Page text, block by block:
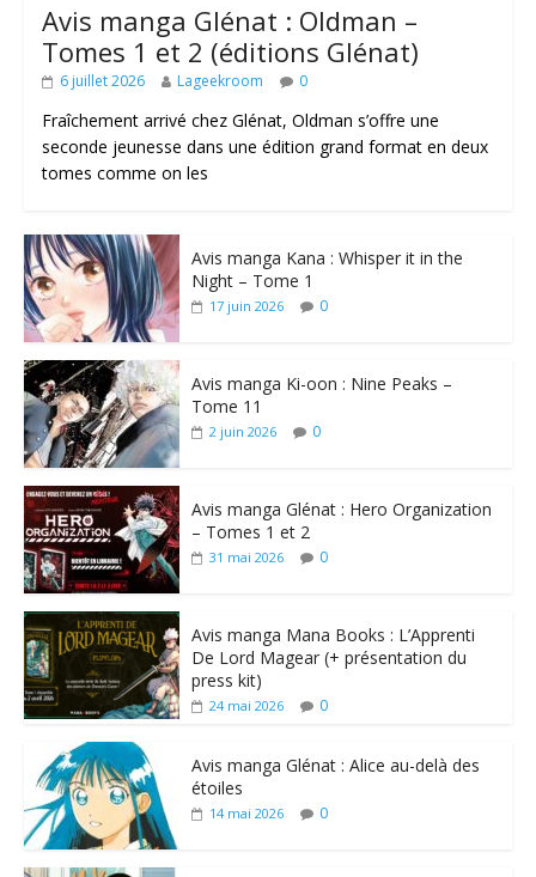
Avis manga Glénat : Oldman –
Tomes 1 et 2 (éditions Glénat)
6 juillet 2026 Lageekroom 0
Fraîchement arrivé chez Glénat, Oldman s’offre une
seconde jeunesse dans une édition grand format en deux
tomes comme on les
Avis manga Kana : Whisper it in the
Night – Tome 1
17 juin 2026 0
Avis manga Ki-oon : Nine Peaks –
Tome 11
2 juin 2026 0
Avis manga Glénat : Hero Organization
– Tomes 1 et 2
31 mai 2026 0
Avis manga Mana Books : L’Apprenti
De Lord Magear (+ présentation du
press kit)
24 mai 2026 0
Avis manga Glénat : Alice au-delà des
étoiles
14 mai 2026 0